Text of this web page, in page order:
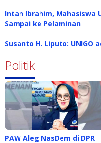
Intan Ibrahim, Mahasiswa
Sampai ke Pelaminan
Susanto H. Liputo: UNIGO
Politik
PAW Aleg NasDem di DPR